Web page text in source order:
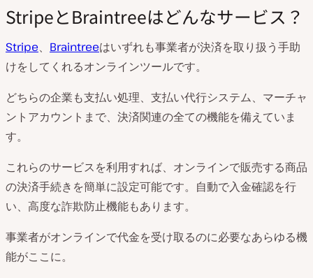
StripeとBraintreeはどんなサービス？
Stripe、 Braintreeはいずれも事業者が決済を取り扱う手助
けをしてくれるオンラインツールです。
どちらの企業も支払い処理、支払い代行システム、マーチャ
ントアカウントまで、決済関連の全ての機能を備えていま
す。
これらのサービスを利用すれば、オンラインで販売する商品
の決済手続きを簡単に設定可能です。自動で入金確認を行
い、高度な詐欺防止機能もあります。
事業者がオンラインで代金を受け取るのに必要なあらゆる機
能がここに。